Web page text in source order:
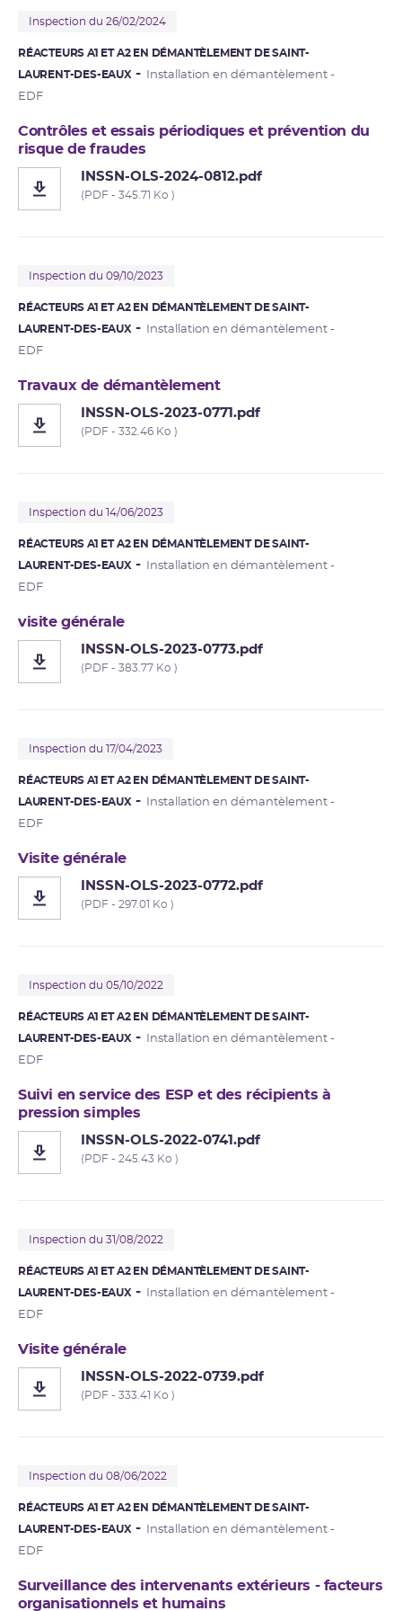
Inspection du 26/02/2024
RÉACTEURS A1 ET A2 EN DÉMANTÈLEMENT DE SAINT-
LAURENT-DES-EAUX
Installation en démantèlement -
EDF
Contrôles et essais périodiques et prévention du
risque de fraudes
INSSN-OLS-2024-0812.pdf
(PDF - 345.71 Ko )
Inspection du 09/10/2023
RÉACTEURS A1 ET A2 EN DÉMANTÈLEMENT DE SAINT-
LAURENT-DES-EAUX
Installation en démantèlement -
EDF
Travaux de démantèlement
INSSN-OLS-2023-0771.pdf
(PDF - 332.46 Ko )
Inspection du 14/06/2023
RÉACTEURS A1 ET A2 EN DÉMANTÈLEMENT DE SAINT-
LAURENT-DES-EAUX
Installation en démantèlement -
EDF
visite générale
INSSN-OLS-2023-0773.pdf
(PDF - 383.77 Ko )
Inspection du 17/04/2023
RÉACTEURS A1 ET A2 EN DÉMANTÈLEMENT DE SAINT-
LAURENT-DES-EAUX
Installation en démantèlement -
EDF
Visite générale
INSSN-OLS-2023-0772.pdf
(PDF - 297.01 Ko )
Inspection du 05/10/2022
RÉACTEURS A1 ET A2 EN DÉMANTÈLEMENT DE SAINT-
LAURENT-DES-EAUX
Installation en démantèlement -
EDF
Suivi en service des ESP et des récipients à
pression simples
INSSN-OLS-2022-0741.pdf
(PDF - 245.43 Ko )
Inspection du 31/08/2022
RÉACTEURS A1 ET A2 EN DÉMANTÈLEMENT DE SAINT-
LAURENT-DES-EAUX
Installation en démantèlement -
EDF
Visite générale
INSSN-OLS-2022-0739.pdf
(PDF - 333.41 Ko )
Inspection du 08/06/2022
RÉACTEURS A1 ET A2 EN DÉMANTÈLEMENT DE SAINT-
LAURENT-DES-EAUX
Installation en démantèlement -
EDF
Surveillance des intervenants extérieurs - facteurs
organisationnels et humains